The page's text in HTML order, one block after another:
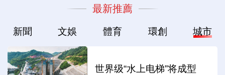
最新推薦
新聞 文娛 體育 環創 城市
世界级“水上电梯”将成型